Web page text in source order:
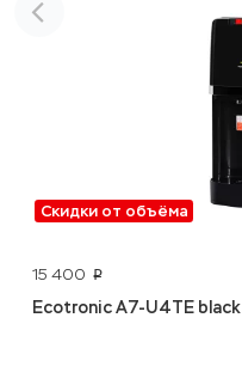
Скидки от объёма
15 400 p
Ecotronic A7-U4TE black